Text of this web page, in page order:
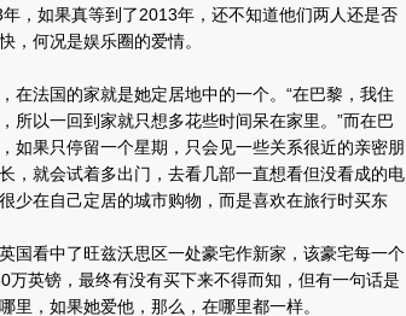
如果真等到了2013年，还不知道他们两人还是否
，何况是娱乐圈的爱情。
法国的家就是她定居地中的一个。“在巴黎，我住
所以一回到家就只想多花些时间呆在家里。”而在巴
如果只停留一个星期，只会见一些关系很近的亲密朋
，就会试着多出门，去看几部一直想看但没看成的电
少在自己定居的城市购物，而是喜欢在旅行时买东
看中了旺兹沃思区一处豪宅作新家，该豪宅每一个
万英镑，最终有没有买下来不得而知，但有一句话是
里，如果她爱他，那么，在哪里都一样。